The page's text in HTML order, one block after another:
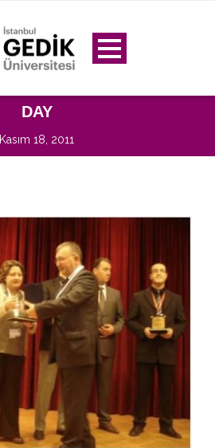
DAY
Kasım 18, 2011